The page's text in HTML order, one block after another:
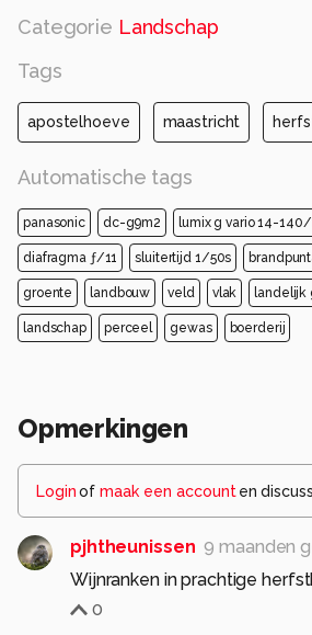
Categorie Landschap
Tags
apostelhoeve maastricht
Automatische tags
panasonic dc-g9m2 lumix g vario 14-140/
diafragma ƒ/11 sluitertijd 1/50s
groente landbouw veld vlak landelijk
landschap perceel gewas boerderij
Opmerkingen
Loginof maak een account en
pjhtheunissen 9 maanden
Wijnranken in prachtige
0